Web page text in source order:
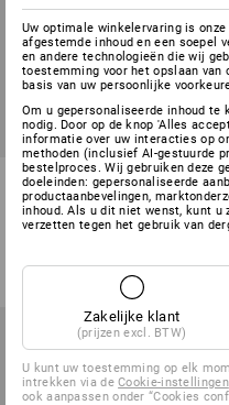
O1 Werkschoenen e.s. Amarillo
mid
2 kleuren
(incl. BTW) v.a. 10 paar
Uw optimale winkelervaring is
afgestemde inhoud en een soepel
en andere technologieën die wij
toestemming voor het opslaan van
basis van uw persoonlijke
Om u gepersonaliseerde inhoud te
nodig. Door op de knop 'Alles
informatie over uw interacties op
methoden (inclusief AI-gestuurde
bestelproces. Wij gebruiken deze
doeleinden: gepersonaliseerde
productaanbevelingen,
inhoud. Als u dit niet wenst, kunt u
verzetten tegen het gebruik van
Zakelijke klant
(prijzen excl. BTW)
U kunt uw toestemming op elk
intrekken via deCookie-instellingen
ook aanpassen onder “Cookies